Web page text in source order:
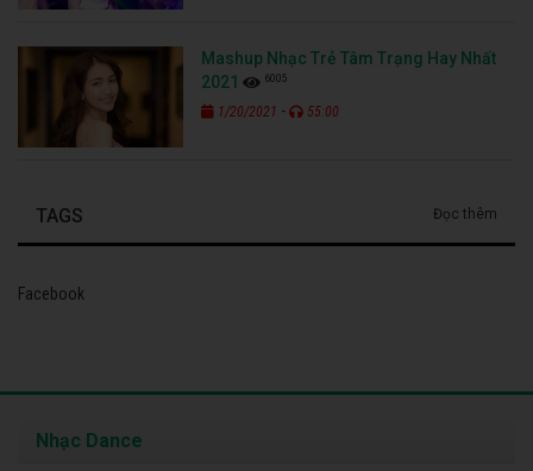
Mashup Nhạc Trẻ Tâm Trạng Hay Nhất
2021
6005
1/20/2021 - 55:00
TAGS Đọc thêm
Facebook
Nhạc Dance